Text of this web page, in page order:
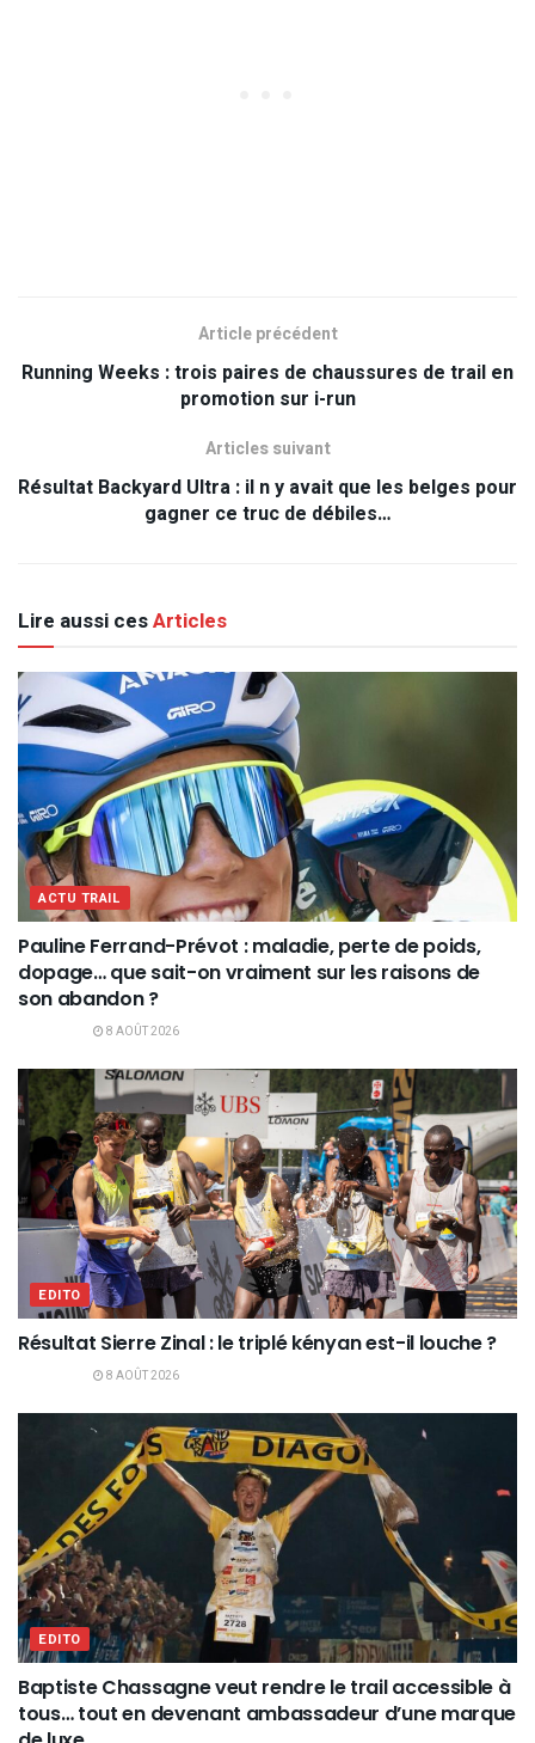
Article précédent
Running Weeks : trois paires de chaussures de trail en
promotion sur i-run
Articles suivant
Résultat Backyard Ultra : il n y avait que les belges pour
gagner ce truc de débiles…
Lire aussi cesArticles
ACTU TRAIL
Pauline Ferrand-Prévot : maladie, perte de poids,
dopage… que sait-on vraiment sur les raisons de
son abandon ?
8 AOÛT 2026
EDITO
Résultat Sierre Zinal : le triplé kényan est-il louche ?
8 AOÛT 2026
EDITO
Baptiste Chassagne veut rendre le trail accessible à
tous… tout en devenant ambassadeur d’une marque